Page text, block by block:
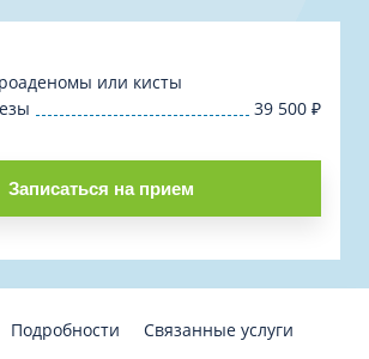
или кисты
39 500 ₽
Записаться на прием
Подробности
Связанные услуги